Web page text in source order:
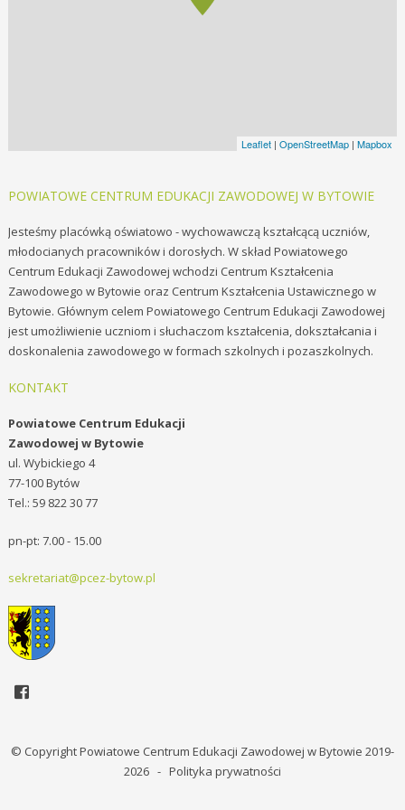
POWIATOWE CENTRUM EDUKACJI ZAWODOWEJ W BYTOWIE
Jesteśmy placówką oświatowo - wychowawczą kształcącą uczniów,
młodocianych pracowników i dorosłych. W skład Powiatowego
Centrum Edukacji Zawodowej wchodzi Centrum Kształcenia
Zawodowego w Bytowie oraz Centrum Kształcenia Ustawicznego w
Bytowie. Głównym celem Powiatowego Centrum Edukacji Zawodowej
jest umożliwienie uczniom i słuchaczom kształcenia, dokształcania i
doskonalenia zawodowego w formach szkolnych i pozaszkolnych.
KONTAKT
Powiatowe Centrum Edukacji
Zawodowej w Bytowie
ul. Wybickiego 4
77-100 Bytów
Tel.: 59 822 30 77
pn-pt: 7.00 - 15.00
sekretariat@pcez-bytow.pl
Leaflet |OpenStreetMap |Mapbox
© Copyright Powiatowe Centrum Edukacji Zawodowej w Bytowie 2019-
2026 - Polityka prywatności